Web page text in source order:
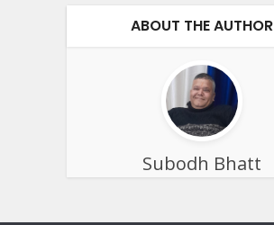
ABOUT THE AUTHOR
Subodh Bhatt